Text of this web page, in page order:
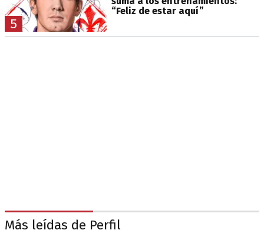
5
“Feliz de estar aquí”
Más leídas de Perfil